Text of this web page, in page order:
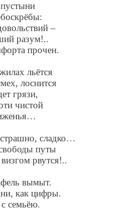
–
разум!..
прочен.
льётся
лоснится
грязи,
чистой
сладко…
путы
рвутся!..
вымыт.
как цифры.
семьёю.